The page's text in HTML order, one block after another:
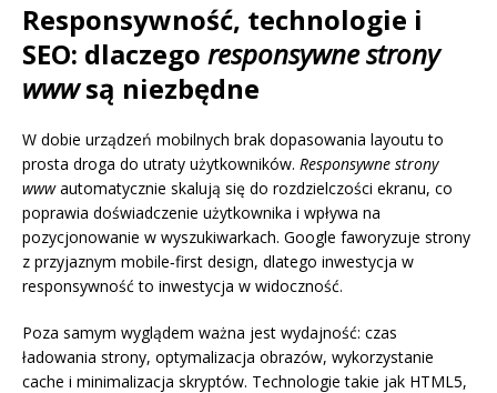
Responsywność, technologie i
SEO: dlaczego responsywne strony
wwwsą niezbędne
W dobie urządzeń mobilnych brak dopasowania layoutu to
prosta droga do utraty użytkowników. Responsywne strony
wwwautomatycznie skalują się do rozdzielczości ekranu, co
poprawia doświadczenie użytkownika i wpływa na
pozycjonowanie w wyszukiwarkach. Google faworyzuje strony
z przyjaznym mobile‑first design, dlatego inwestycja w
responsywność to inwestycja w widoczność.
Poza samym wyglądem ważna jest wydajność: czas
ładowania strony, optymalizacja obrazów, wykorzystanie
cache i minimalizacja skryptów. Technologie takie jak HTML5,